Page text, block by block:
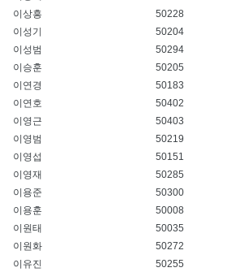
이상흥
50228
이성기
50204
이성범
50294
이승훈
50205
이연경
50183
이연호
50402
이영근
50403
이영범
50219
이영섭
50151
이영재
50285
이용준
50300
이용훈
50008
이원태
50035
이원화
50272
이유진
50255